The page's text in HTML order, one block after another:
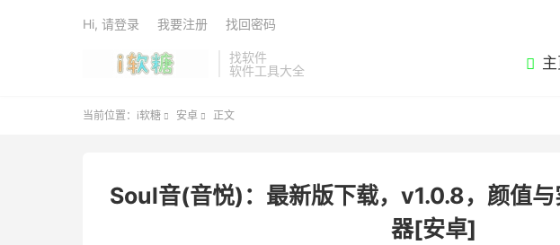
找软件
软件工具大全
Hi, 请登录 我要注册 找回密码
当前位置： i软糖  安卓  正文
Soul音(音悦)：最新版下载，v1.0.8，颜值
器[安卓]